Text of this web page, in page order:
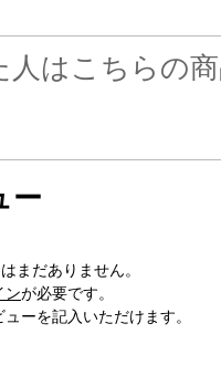
人はこちらの
ー
まだありません。
ンが必要です。
ーを記入いただけます。